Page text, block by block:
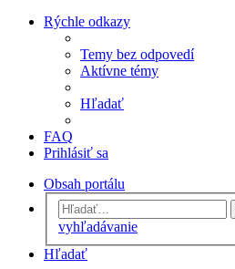
Rýchle odkazy
Temy bez odpovedí
Aktívne témy
Hľadať
FAQ
Prihlásiť sa
Obsah portálu
vyhľadávanie
Hľadať